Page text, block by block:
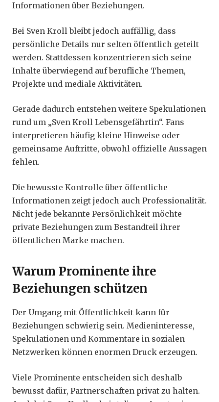
Informationen über Beziehungen.
Bei Sven Kroll bleibt jedoch auffällig, dass
persönliche Details nur selten öffentlich geteilt
werden. Stattdessen konzentrieren sich seine
Inhalte überwiegend auf berufliche Themen,
Projekte und mediale Aktivitäten.
Gerade dadurch entstehen weitere Spekulationen
rund um „Sven Kroll Lebensgefährtin“. Fans
interpretieren häufig kleine Hinweise oder
gemeinsame Auftritte, obwohl offizielle Aussagen
fehlen.
Die bewusste Kontrolle über öffentliche
Informationen zeigt jedoch auch Professionalität.
Nicht jede bekannte Persönlichkeit möchte
private Beziehungen zum Bestandteil ihrer
öffentlichen Marke machen.
Warum Prominente ihre
Beziehungen schützen
Der Umgang mit Öffentlichkeit kann für
Beziehungen schwierig sein. Medieninteresse,
Spekulationen und Kommentare in sozialen
Netzwerken können enormen Druck erzeugen.
Viele Prominente entscheiden sich deshalb
bewusst dafür, Partnerschaften privat zu halten.